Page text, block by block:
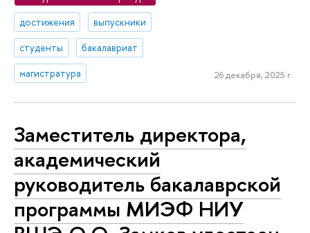
достижения
выпускники
студенты
бакалавриат
магистратура
26 декабря, 2025 г.
Заместитель директора,
академический
руководитель бакалаврской
программы МИЭФ НИУ